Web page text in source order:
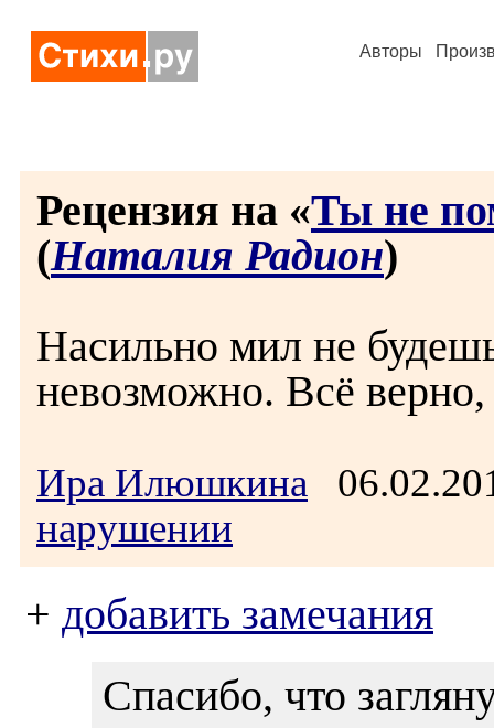
Авторы
Рецензия на «Ты не
(Наталия Радион)
Насильно мил не
невозможно. Всё
Ира Илюшкина
нарушении
+ добавить замечания
Спасибо, что